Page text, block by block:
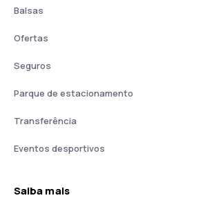
Balsas
Ofertas
Seguros
Parque de estacionamento
Transferência
Eventos desportivos
Saiba mais